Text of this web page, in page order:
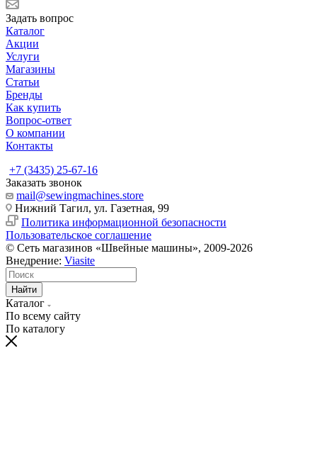
Задать вопрос
Каталог
Акции
Услуги
Магазины
Статьи
Бренды
Как купить
Вопрос-ответ
О компании
Контакты
+7 (3435) 25-67-16
Заказать звонок
mail@sewingmachines.store
Нижний Тагил, ул. Газетная, 99
Политика информационной безопасности
Пользовательское соглашение
© Сеть магазинов «Швейные машины», 2009-2026
Внедрение: Viasite
Найти
Каталог
По всему сайту
По каталогу